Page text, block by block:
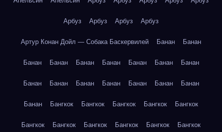
Арбуз Арбуз Арбуз Арбуз
Артур Конан Дойл — Собака Баскервилей Банан Банан
Банан Банан Банан Банан Банан Банан Банан
Банан Банан Банан Банан Банан Банан Банан
Банан Бангкок Бангкок Бангкок Бангкок Бангкок
Бангкок Бангкок Бангкок Бангкок Бангкок Бангкок